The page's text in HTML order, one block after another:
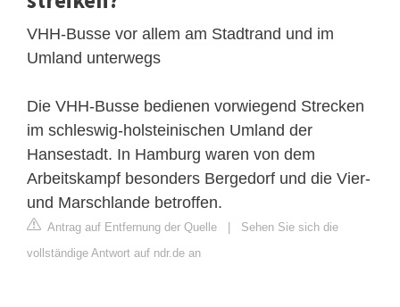
VHH-Busse vor allem am Stadtrand und im
Umland unterwegs
Die VHH-Busse bedienen vorwiegend Strecken
im schleswig-holsteinischen Umland der
Hansestadt. In Hamburg waren von dem
Arbeitskampf besonders Bergedorf und die Vier-
und Marschlande betroffen.
Antrag auf Entfernung der Quelle
Sehen Sie sich die
vollständige Antwort auf ndr.de an